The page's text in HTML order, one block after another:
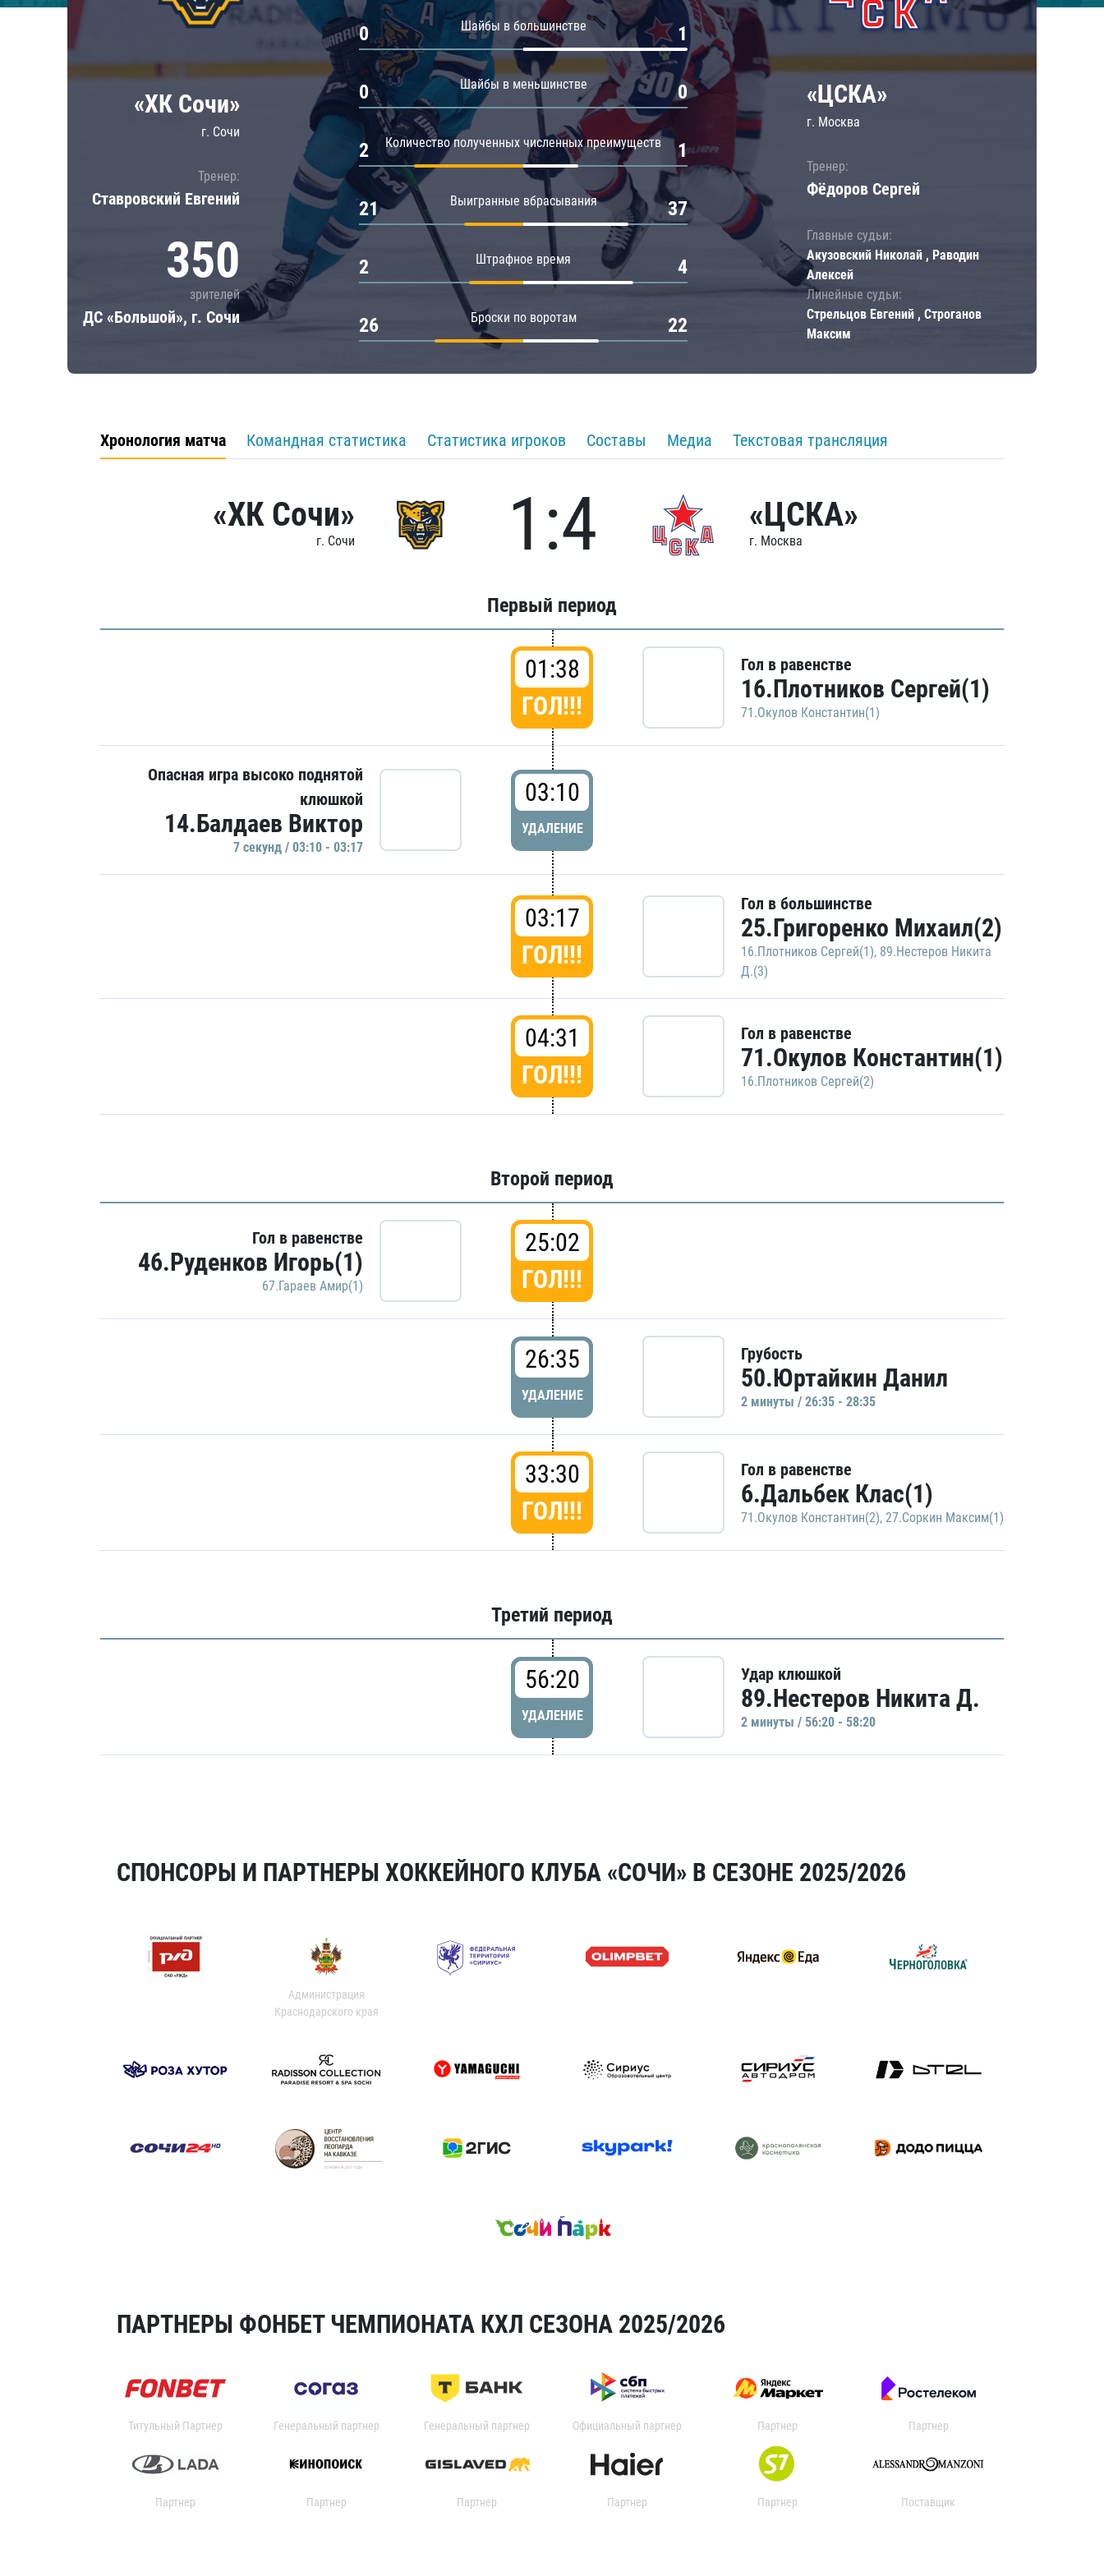
Локомотив
ЦСКА
Шанхайские Драконы
Амур
Барыс
Салават Юлаев
«ХК Сочи»
г. Сочи
Тренер:
Ставровский Евгений
350
зрителей
ДС «Большой», г. Сочи
Шайбы в большинстве
0 1
Шайбы в меньшинстве
0 0
Количество полученных численных преимуществ
2 1
Выигранные вбрасывания
21 37
Штрафное время
2 4
Броски по воротам
26 22
«ЦСКА»
г. Москва
Тренер:
Фёдоров Сергей
Главные судьи:
Акузовский Николай , Раводин
Алексей
Линейные судьи:
Стрельцов Евгений , Строганов
Максим
Хронология матча Командная статистика Статистика игроков Составы Медиа Текстовая трансляция
«ХК Сочи»
г. Сочи 1:4 «ЦСКА»
г. Москва
Первый период
01:38
ГОЛ!!!
Гол в равенстве
16.Плотников Сергей(1)
71.Окулов Константин(1)
Опасная игра высоко поднятой
клюшкой
14.Балдаев Виктор
7 секунд / 03:10 - 03:17
03:10
УДАЛЕНИЕ
03:17
ГОЛ!!!
Гол в большинстве
25.Григоренко Михаил(2)
16.Плотников Сергей(1), 89.Нестеров Никита
Д.(3)
04:31
ГОЛ!!!
Гол в равенстве
71.Окулов Константин(1)
16.Плотников Сергей(2)
Второй период
Гол в равенстве
46.Руденков Игорь(1)
67.Гараев Амир(1)
25:02
ГОЛ!!!
26:35
УДАЛЕНИЕ
Грубость
50.Юртайкин Данил
2 минуты / 26:35 - 28:35
33:30
ГОЛ!!!
Гол в равенстве
6.Дальбек Клас(1)
71.Окулов Константин(2), 27.Соркин Максим(1)
Третий период
56:20
УДАЛЕНИЕ
Удар клюшкой
89.Нестеров Никита Д.
2 минуты / 56:20 - 58:20
СПОНСОРЫ И ПАРТНЕРЫ ХОККЕЙНОГО КЛУБА «СОЧИ» В СЕЗОНЕ 2025/2026
Администрация
Краснодарского края
ПАРТНЕРЫ ФОНБЕТ ЧЕМПИОНАТА КХЛ СЕЗОНА 2025/2026
Титульный Партнер Генеральный партнер Генеральный партнер Официальный партнер Партнер Партнер
Партнер Партнер Партнер Партнер Партнер Поставщик